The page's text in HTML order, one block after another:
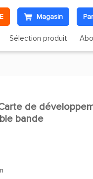
Magasin
Sélection produit
de
bande